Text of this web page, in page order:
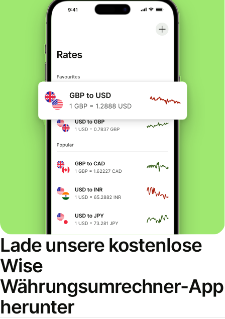
Lade unsere kostenlose
Wise
Währungsumrechner-App
herunter